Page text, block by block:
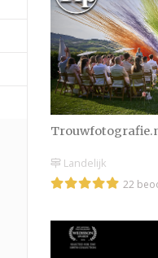
Landelijk
22